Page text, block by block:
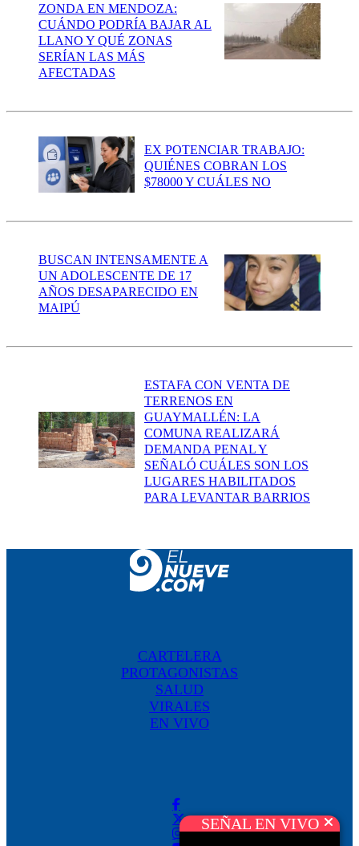
SEÑAL EN VIVO
ZONDA EN MENDOZA:
CUÁNDO PODRÍA BAJAR AL
LLANO Y QUÉ ZONAS
SERÍAN LAS MÁS
AFECTADAS
EX POTENCIAR TRABAJO:
QUIÉNES COBRAN LOS
$78000 Y CUÁLES NO
BUSCAN INTENSAMENTE A
UN ADOLESCENTE DE 17
AÑOS DESAPARECIDO EN
MAIPÚ
ESTAFA CON VENTA DE
TERRENOS EN
GUAYMALLÉN: LA
COMUNA REALIZARÁ
DEMANDA PENAL Y
SEÑALÓ CUÁLES SON LOS
LUGARES HABILITADOS
PARA LEVANTAR BARRIOS
CARTELERA
PROTAGONISTAS
SALUD
VIRALES
EN VIVO